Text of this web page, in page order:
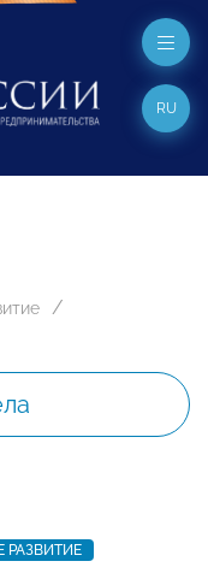
RU
РАЗВИТИЕ